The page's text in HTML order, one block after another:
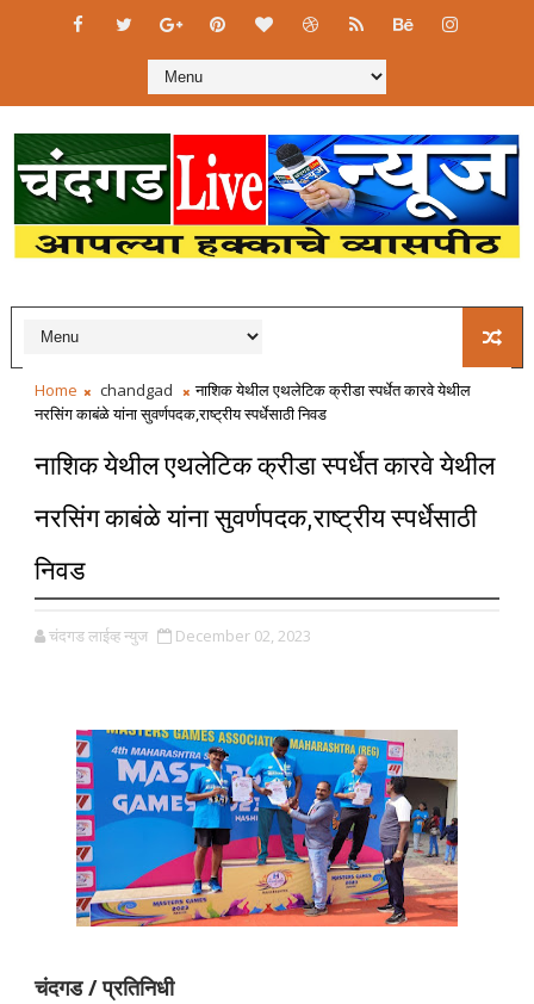
Home chandgad
नाशिक येथील एथलेटिक क्रीडा स्पर्धेत कारवे येथील
नरसिंग काबंळे यांना सुवर्णपदक,राष्ट्रीय स्पर्धेसाठी निवड
नाशिक येथील एथलेटिक क्रीडा स्पर्धेत कारवे येथील
नरसिंग काबंळे यांना सुवर्णपदक,राष्ट्रीय स्पर्धेसाठी
निवड
चंदगड लाईव्ह न्युज December 02, 2023
चंदगड / प्रतिनिधी